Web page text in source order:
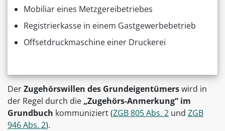
Mobiliar eines Metzgereibetriebes
Registrierkasse in einem Gastgewerbebetrieb
Offsetdruckmaschine einer Druckerei
DerZugehörswillen des Grundeigentümerswird in
der Regel durch die „Zugehörs-Anmerkung“ im
Grundbuch kommuniziert (ZGB 805 Abs. 2 und ZGB
946 Abs. 2).